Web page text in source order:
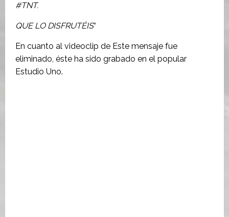
#TNT.
QUE LO DISFRUTÉIS“
En cuanto al videoclip de Este mensaje fue
eliminado, éste ha sido grabado en el popular
Estudio Uno.